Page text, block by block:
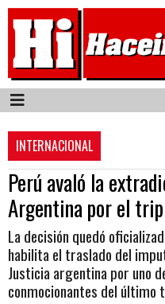
INTERNACIONAL
Perú avaló la
Argentina por el
La decisión quedó
habilita el traslado del
Justicia argentina por uno
conmocionantes del último